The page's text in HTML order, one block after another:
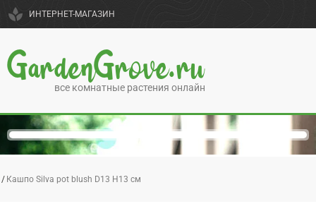
spa ИНТЕРНЕТ-МАГАЗИН
GardenGrove.ru
все комнатные растения онлайн
Кашпо Silva pot blush D13 H13 см